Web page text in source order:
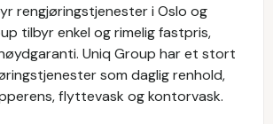
rengjøringstjenester i Oslo og
tilbyr enkel og rimelig fastpris,
Uniq Group har et stort
som daglig renhold,
flyttevask og kontorvask.